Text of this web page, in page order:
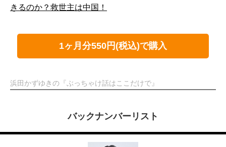
きるのか？救世主は中国！
1ヶ月分550円(税込)で購入
浜田かずゆきの『ぶっちゃけ話はここだけで』
バックナンバーリスト